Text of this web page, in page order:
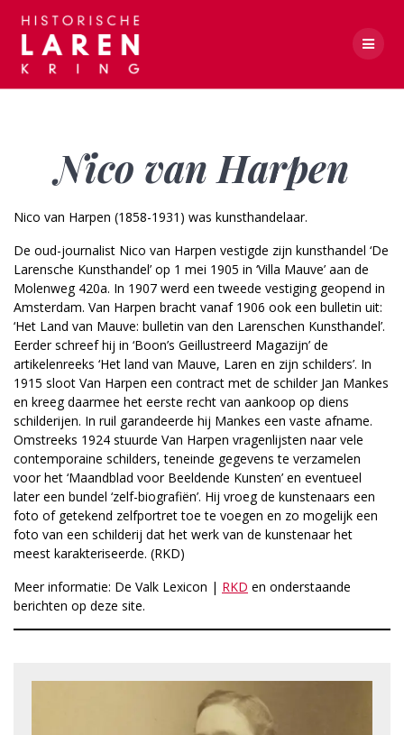
Nico van Harpen
Nico van Harpen (1858-1931) was kunsthandelaar.
De oud-journalist Nico van Harpen vestigde zijn kunsthandel ‘De
Larensche Kunsthandel’ op 1 mei 1905 in ‘Villa Mauve’ aan de
Molenweg 420a. In 1907 werd een tweede vestiging geopend in
Amsterdam. Van Harpen bracht vanaf 1906 ook een bulletin uit:
‘Het Land van Mauve: bulletin van den Larenschen Kunsthandel’.
Eerder schreef hij in ‘Boon’s Geillustreerd Magazijn’ de
artikelenreeks ‘Het land van Mauve, Laren en zijn schilders’. In
1915 sloot Van Harpen een contract met de schilder Jan Mankes
en kreeg daarmee het eerste recht van aankoop op diens
schilderijen. In ruil garandeerde hij Mankes een vaste afname.
Omstreeks 1924 stuurde Van Harpen vragenlijsten naar vele
contemporaine schilders, teneinde gegevens te verzamelen
voor het ‘Maandblad voor Beeldende Kunsten’ en eventueel
later een bundel ‘zelf-biografiën’. Hij vroeg de kunstenaars een
foto of getekend zelfportret toe te voegen en zo mogelijk een
foto van een schilderij dat het werk van de kunstenaar het
meest karakteriseerde. (RKD)
Meer informatie: De Valk Lexicon | RKD en onderstaande
berichten op deze site.